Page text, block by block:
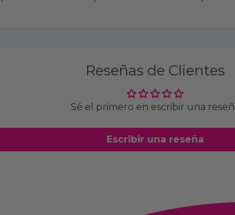
Reseñas de Clientes
Sé el primero en escribir una
Escribir una reseña